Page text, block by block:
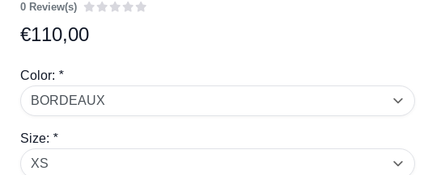
0 Review(s)
€110,00
Color: *
Size: *